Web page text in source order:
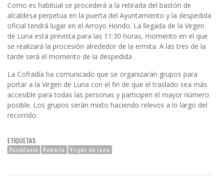
Como es habitual se procederá a la retirada del bastón de
alcaldesa perpetua en la puerta del Ayuntamiento y la despedida
oficial tendrá lugar en el Arroyo Hondo. La llegada de la Virgen
de Luna está prevista para las 11:30 horas, momento en el que
se realizará la procesión alrededor de la ermita. A las tres de la
tarde será el momento de la despedida .
La Cofradía ha comunicado que se organizarán grupos para
portar a la Virgen de Luna con el fin de que el traslado sea más
accesible para todas las personas y participen el mayor número
posible. Los grupos serán mixto haciendo relevos a lo largo del
recorrido.
ETIQUETAS
Pozoblanco Romería Virgen de Luna